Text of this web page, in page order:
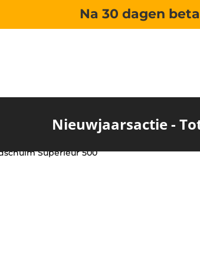
Na 30 dagen
Nieuwjaarsactie -
Superieur 500